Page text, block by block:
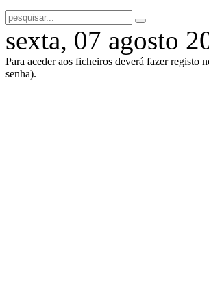
sexta, 07 agosto
Para aceder aos ficheiros deverá fazer registo
senha).